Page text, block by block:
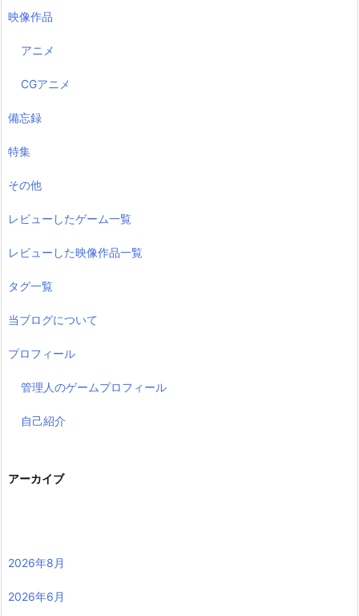
映像作品
アニメ
CGアニメ
備忘録
特集
その他
レビューしたゲーム一覧
レビューした映像作品一覧
タグ一覧
当ブログについて
プロフィール
管理人のゲームプロフィール
自己紹介
アーカイブ
2026年8月
2026年6月